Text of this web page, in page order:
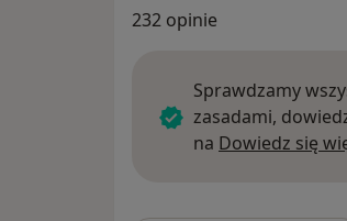
232 opinie
Sprawdzamy
zasadami,
na Dowiedz się